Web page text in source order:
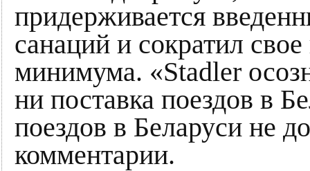
придерживается
санаций и сократил
минимума. «Stadler
ни поставка поездов в
поездов в Беларуси не
комментарии.